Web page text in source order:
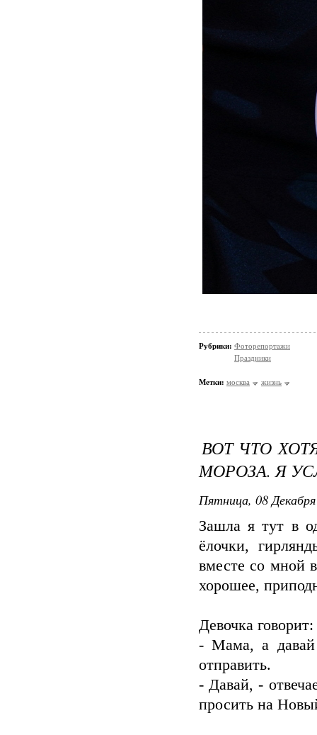
Рубрики: Фоторепортажи
Праздники
Метки: москва жизнь
ВОТ ЧТО
МОРОЗА. Я
Пятница, 08
Зашла я тут в
ёлочки,
вместе со мной
хорошее,
Девочка говорит:
- Мама, а
отправить.
- Давай, -
просить на